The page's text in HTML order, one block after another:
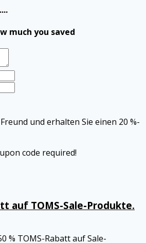
much you saved
und erhalten Sie einen 20 %-
code required!
auf TOMS-Sale-Produkte.
% TOMS-Rabatt auf Sale-